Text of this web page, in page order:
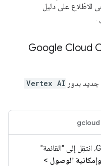
الاطّلاع على دليل
.
جديد بدور Vertex AI
gcloud
الوصول >